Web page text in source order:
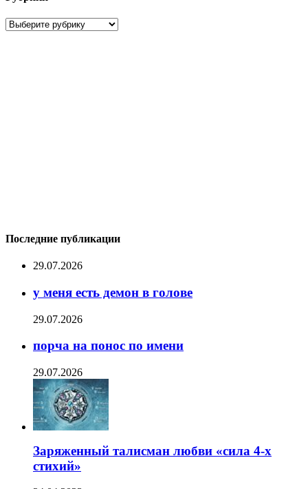
Рубрики
Последние публикации
29.07.2026
у меня есть демон в голове
29.07.2026
порча на понос по имени
29.07.2026
Заряженный талисман любви «сила 4-х
стихий»